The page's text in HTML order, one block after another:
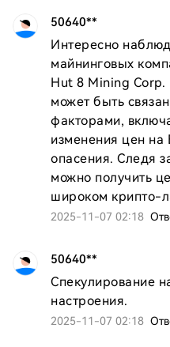
50640**
Интересно
майнинговых
Hut 8 Mining
может быть
факторами,
изменения цен на
опасения. Следя
можно получить
широком крипто-
2025-11-07 02:18
50640**
Спекулирование
настроения.
2025-11-07 02:18